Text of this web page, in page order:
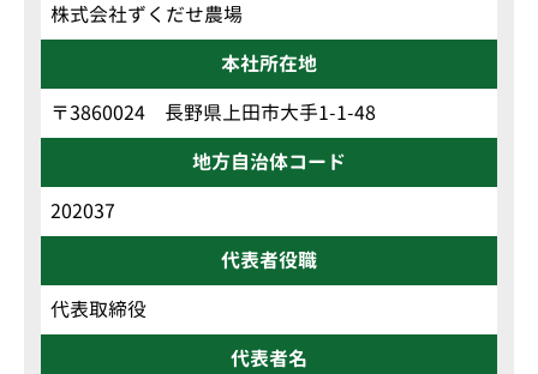
株式会社ずくだせ農場
本社所在地
〒3860024 長野県上田市大手1-1-48
地方自治体コード
202037
代表者役職
代表取締役
代表者名